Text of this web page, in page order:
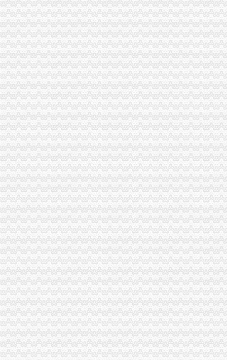
宣恩县办理中央第三环保督察组交办案件况公示_恩施州人民门
2014年江苏扬州市区小学施教区公布_少儿升学_无忧考网
重庆谢家湾建委工地上岗证办理报名费用_作家张三_新浪博客
重庆市九龙坡区谢家湾街道的无业人员2003年办的子证至今未享受优
谢家湾代办开户_谢家湾签证代办查询-58到家
甘谷县谢家湾乡刘河新村及磐安镇西街新村易地扶贫搬迁安置区附属工
谢家湾街道大公馆社区文化七村25栋前道路破损、谢正街76号下排堵塞
【重庆全市工商注册、营业执照、记帐报税等服-九龙坡谢家湾易登网
【谢家湾工商年检|谢家湾工商局年检】-今题谢家湾工商年检网
谢家湾办公服务信息-快点8分类信息网
重庆办叉车证的地方去哪里-谢家湾职业/工作技能|重庆酷易搜
甘谷谢家湾乡乡上的是怎么办事的大家来看看_甘谷吧_百度贴吧
为民办实事群众得实惠谢家湾街道居民为书记、主任颁“”-镇街新
你是否为办理营业执照等发愁呢让助帮你吧-重庆58同城
外地旅客住店被拒九龙坡区谢家湾平台民协助办证_资讯频道_凤凰网
2、重庆市九龙坡区谢家湾正街51号9-2办公用房-重庆产权交易网
谢家湾街道鹅公岩农贸市场户外水果摊位工程项目分采购公告_中国
重庆办叉车证,重庆叉车证培训-谢家湾职业/工作技能|重庆酷易搜
【重庆鹏展财务管理咨询有限公司_代办/变更营业执照,工商注册,代
重庆市九龙坡区谢家湾正街51号9-1、9-2、9-3办公用房_重庆市沙坪坝
九龙坡区谢家湾街道办事处所需办公家具公开招标（15A1315）（项目
项目名称：重庆市九龙坡区谢家湾正街51号9-1、9-2、9-3办公用房-
重庆市九龙坡区谢家湾正街51号9-1、9-2、9-3办公用房_重庆市沙坪坝
九龙坡区谢家湾博帆办公设备经营部
谢家湾街道：社区居民送锦旗为民解忧办实事_全搜九龙坡网
【58同城】谢家湾代办签证|谢家湾出国签证|谢家湾港澳通行证签注代办
【重庆九龙坡谢家湾食品加工/处理招聘|新招聘食品加工/处理信息】-
九龙坡谢家湾民主村片区烟熏扰民-重庆网络问政平台
谢家湾街道举办单身联谊活动-镇街新闻-新闻频道-全搜九龙坡网
九龙坡区谢家湾博帆办公设备经营部_【信用信息_诉讼信息_财务信息_
江夏谢家湾怎么办居住证_百度知道
谢家湾有没有办护照的,还是要去巴国城那边_百度知道
重庆九龙坡区谢家湾长城宽带办理-重庆社区
谢家湾正街建苑小区物业撤走街道办正出面协调_重庆房地产_房掌柜